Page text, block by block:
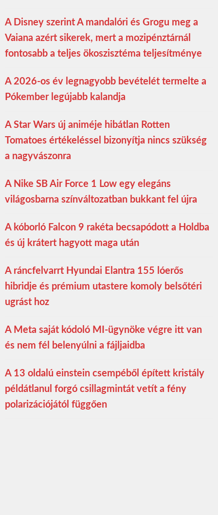
A Disney szerint A mandalóri és Grogu meg a
Vaiana azért sikerek, mert a mozipénztárnál
fontosabb a teljes ökoszisztéma teljesítménye
A 2026-os év legnagyobb bevételét termelte a
Pókember legújabb kalandja
A Star Wars új animéje hibátlan Rotten
Tomatoes értékeléssel bizonyítja nincs szükség
a nagyvászonra
A Nike SB Air Force 1 Low egy elegáns
világosbarna színváltozatban bukkant fel újra
A kóborló Falcon 9 rakéta becsapódott a Holdba
és új krátert hagyott maga után
A ráncfelvarrt Hyundai Elantra 155 lóerős
hibridje és prémium utastere komoly belsőtéri
ugrást hoz
A Meta saját kódoló MI-ügynöke végre itt van
és nem fél belenyúlni a fájljaidba
A 13 oldalú einstein csempéből épített kristály
példátlanul forgó csillagmintát vetít a fény
polarizációjától függően